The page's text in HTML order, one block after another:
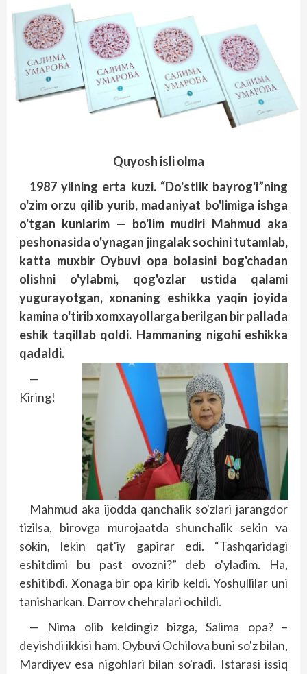
Quyosh isli olma
1987 yilning erta kuzi. “Do'stlik bayrog'i”ning
o'zim orzu qilib yurib, madaniyat bo'limiga ishga
o'tgan kunlarim — bo'lim mudiri Mahmud aka
peshonasida o'ynagan jingalak sochini tutamlab,
katta muxbir Oybuvi opa bolasini bog'chadan
olishni o'ylabmi, qog'ozlar ustida qalami
yugurayotgan, xonaning eshikka yaqin joyida
kamina o'tirib xomxayollarga berilgan bir pallada
eshik taqillab qoldi. Hammaning nigohi eshikka
qadaldi.
—
Kiring!
Mahmud aka ijodda qanchalik so'zlari jarangdor
tizilsa, birovga murojaatda shunchalik sekin va
sokin, lekin qat'iy gapirar edi. “Tashqaridagi
eshitdimi bu past ovozni?” deb o'yladim. Ha,
eshitibdi. Xonaga bir opa kirib keldi. Yoshullilar uni
tanisharkan. Darrov chehralari ochildi.
— Nima olib keldingiz bizga, Salima opa? –
deyishdi ikkisi ham. Oybuvi Ochilova buni so'z bilan,
Mardiyev esa nigohlari bilan so'radi. Istarasi issiq